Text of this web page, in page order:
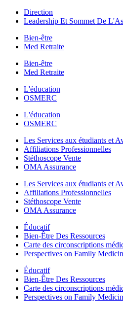
Direction
Leadership Et Sommet De
Bien-être
Med Retraite
Bien-être
Med Retraite
L'éducation
OSMERC
L'éducation
OSMERC
Les Services aux étudiants et
Affiliations Professionnelles
Stéthoscope Vente
OMA Assurance
Les Services aux étudiants et
Affiliations Professionnelles
Stéthoscope Vente
OMA Assurance
Éducatif
Bien-Être Des Ressources
Carte des circonscriptions
Perspectives on Family
Éducatif
Bien-Être Des Ressources
Carte des circonscriptions
Perspectives on Family